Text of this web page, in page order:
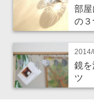
部
の３
鏡を
ツ